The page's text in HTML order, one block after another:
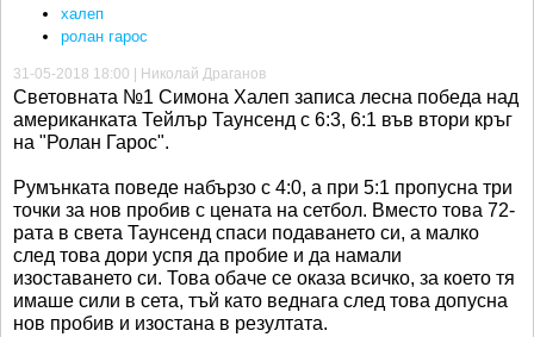
халеп
ролан гарос
31-05-2018 18:00 | Николай Драганов
Световната №1 Симона Халеп записа лесна победа над
американката Тейлър Таунсенд с 6:3, 6:1 във втори кръг
на "Ролан Гарос".
Румънката поведе набързо с 4:0, а при 5:1 пропусна три
точки за нов пробив с цената на сетбол. Вместо това 72-
рата в света Таунсенд спаси подаването си, а малко
след това дори успя да пробие и да намали
изоставането си. Това обаче се оказа всичко, за което тя
имаше сили в сета, тъй като веднага след това допусна
нов пробив и изостана в резултата.